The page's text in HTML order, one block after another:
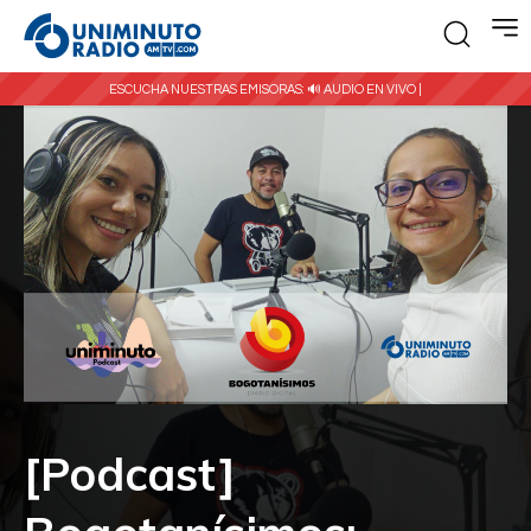
ESCUCHA NUESTRAS EMISORAS: 🔊 AUDIO EN VIVO |
[Podcast]